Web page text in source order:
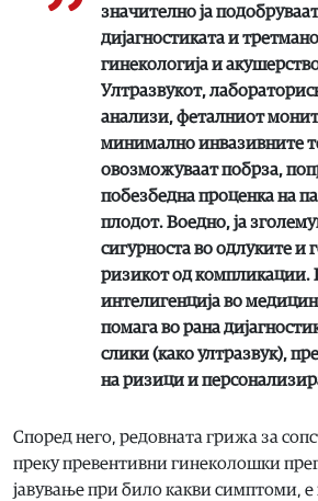
значително ја подобруваат
дијагностиката и
гинекологија и
Ултразвукот,
анализи, феталниот
минимално инвазивните
овозможуваат побрза,
побезбедна проценка на
плодот. Воедно, ја
сигурноста во одлуките и
ризикот од компликации.
интелигенција во
помага во рана
слики (како ултразвук),
на ризици и
Според него, редовната грижа за
преку превентивни гинеколошки
јавување при било какви симптоми, е